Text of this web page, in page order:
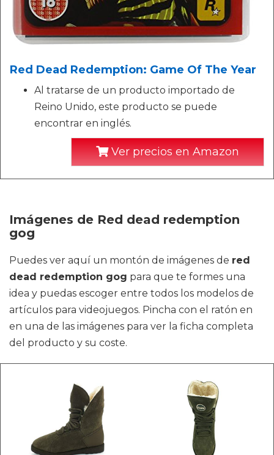
Red Dead Redemption: Game Of The Year
Al tratarse de un producto importado de
Reino Unido, este producto se puede
encontrar en inglés.
Ver precios en Amazon
Imágenes de Red dead redemption
gog
Puedes ver aquí un montón de imágenes de red
dead redemption gog para que te formes una
idea y puedas escoger entre todos los modelos de
artículos para videojuegos. Pincha con el ratón en
en una de las imágenes para ver la ficha completa
del producto y su coste.